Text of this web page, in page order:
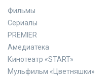
Фильмы
Сериалы
PREMIER
Амедиатека
Кинотеатр «START»
Мульфильм «Цветняшки»